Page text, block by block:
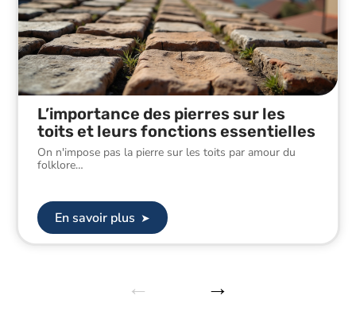
L’importance des pierres sur les
toits et leurs fonctions essentielles
On n'impose pas la pierre sur les toits par amour du
folklore…
En savoir plus